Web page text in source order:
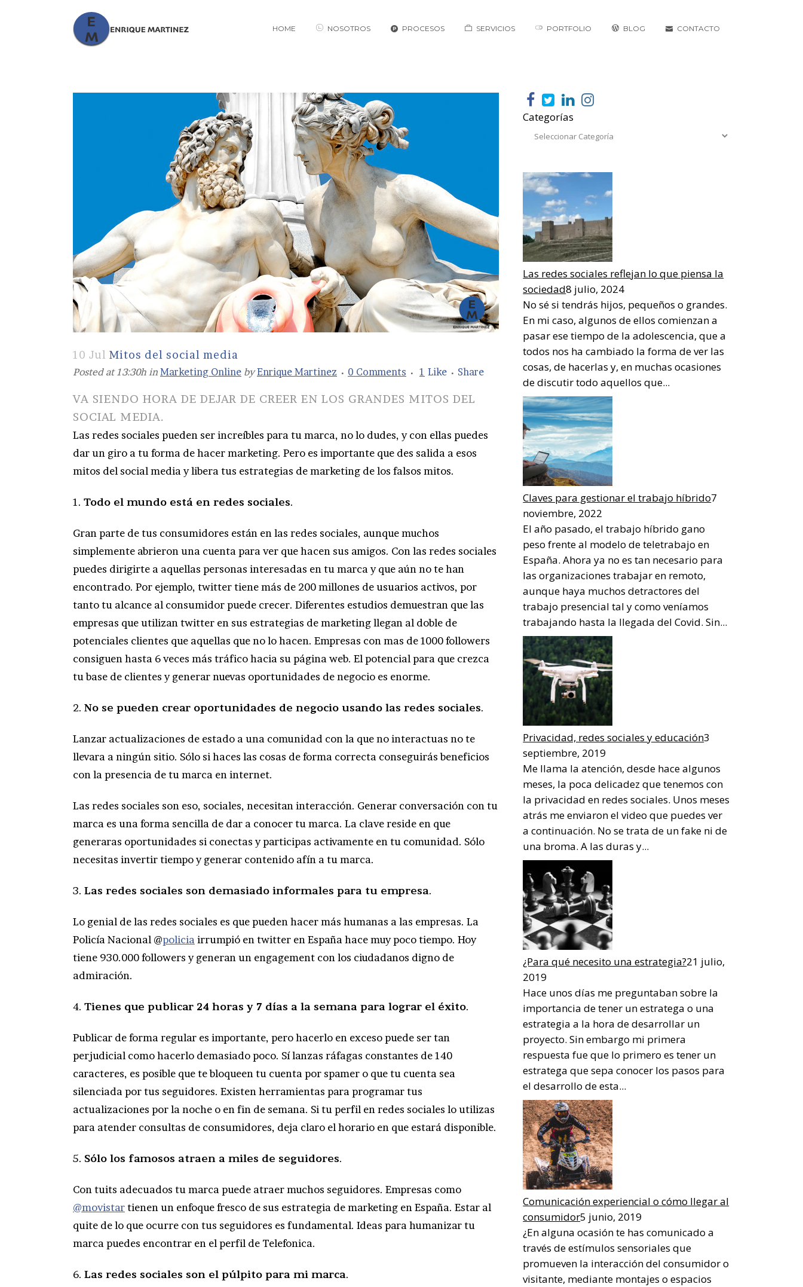
HOME NOSOTROS PROCESOS SERVICIOS PORTFOLIO BLOG CONTACTO
10 Jul Mitos del social media
Posted at 13:30h in Marketing Online byEnrique Martinez 0 Comments 1 Like Share
VA SIENDO HORA DE DEJAR DE CREER EN LOS GRANDES MITOS DEL
SOCIAL MEDIA.
Las redes sociales pueden ser increíbles para tu marca, no lo dudes, y con ellas puedes
dar un giro a tu forma de hacer marketing. Pero es importante que des salida a esos
mitos del social media y libera tus estrategias de marketing de los falsos mitos.
1. Todo el mundo está en redes sociales.
Gran parte de tus consumidores están en las redes sociales, aunque muchos
simplemente abrieron una cuenta para ver que hacen sus amigos. Con las redes sociales
puedes dirigirte a aquellas personas interesadas en tu marca y que aún no te han
encontrado. Por ejemplo, twitter tiene más de 200 millones de usuarios activos, por
tanto tu alcance al consumidor puede crecer. Diferentes estudios demuestran que las
empresas que utilizan twitter en sus estrategias de marketing llegan al doble de
potenciales clientes que aquellas que no lo hacen. Empresas con mas de 1000 followers
consiguen hasta 6 veces más tráfico hacia su página web. El potencial para que crezca
tu base de clientes y generar nuevas oportunidades de negocio es enorme.
2. No se pueden crear oportunidades de negocio usando las redes sociales.
Lanzar actualizaciones de estado a una comunidad con la que no interactuas no te
llevara a ningún sitio. Sólo si haces las cosas de forma correcta conseguirás beneficios
con la presencia de tu marca en internet.
Las redes sociales son eso, sociales, necesitan interacción. Generar conversación con tu
marca es una forma sencilla de dar a conocer tu marca. La clave reside en que
generaras oportunidades si conectas y participas activamente en tu comunidad. Sólo
necesitas invertir tiempo y generar contenido afín a tu marca.
3. Las redes sociales son demasiado informales para tu empresa.
Lo genial de las redes sociales es que pueden hacer más humanas a las empresas. La
Policía Nacional @policiairrumpió en twitter en España hace muy poco tiempo. Hoy
tiene 930.000 followers y generan un engagement con los ciudadanos digno de
admiración.
4. Tienes que publicar 24 horas y 7 días a la semana para lograr el éxito.
Publicar de forma regular es importante, pero hacerlo en exceso puede ser tan
perjudicial como hacerlo demasiado poco. Sí lanzas ráfagas constantes de 140
caracteres, es posible que te bloqueen tu cuenta por spamer o que tu cuenta sea
silenciada por tus seguidores. Existen herramientas para programar tus
actualizaciones por la noche o en fin de semana. Si tu perfil en redes sociales lo utilizas
para atender consultas de consumidores, deja claro el horario en que estará disponible.
5. Sólo los famosos atraen a miles de seguidores.
Con tuits adecuados tu marca puede atraer muchos seguidores. Empresas como
@movistartienen un enfoque fresco de sus estrategia de marketing en España. Estar al
quite de lo que ocurre con tus seguidores es fundamental. Ideas para humanizar tu
marca puedes encontrar en el perfil de Telefonica.
6. Las redes sociales son el púlpito para mi marca.
Categorías
Las redes sociales reflejan lo que piensa la
sociedad8 julio, 2024
No sé si tendrás hijos, pequeños o grandes.
En mi caso, algunos de ellos comienzan a
pasar ese tiempo de la adolescencia, que a
todos nos ha cambiado la forma de ver las
cosas, de hacerlas y, en muchas ocasiones
de discutir todo aquellos que...
Claves para gestionar el trabajo híbrido7
noviembre, 2022
El año pasado, el trabajo híbrido gano
peso frente al modelo de teletrabajo en
España. Ahora ya no es tan necesario para
las organizaciones trabajar en remoto,
aunque haya muchos detractores del
trabajo presencial tal y como veníamos
trabajando hasta la llegada del Covid. Sin...
Privacidad, redes sociales y educación3
septiembre, 2019
Me llama la atención, desde hace algunos
meses, la poca delicadez que tenemos con
la privacidad en redes sociales. Unos meses
atrás me enviaron el video que puedes ver
a continuación. No se trata de un fake ni de
una broma. A las duras y...
¿Para qué necesito una estrategia?21 julio,
2019
Hace unos días me preguntaban sobre la
importancia de tener un estratega o una
estrategia a la hora de desarrollar un
proyecto. Sin embargo mi primera
respuesta fue que lo primero es tener un
estratega que sepa conocer los pasos para
el desarrollo de esta...
Comunicación experiencial o cómo llegar al
consumidor5 junio, 2019
¿En alguna ocasión te has comunicado a
través de estímulos sensoriales que
promueven la interacción del consumidor o
visitante, mediante montajes o espacios